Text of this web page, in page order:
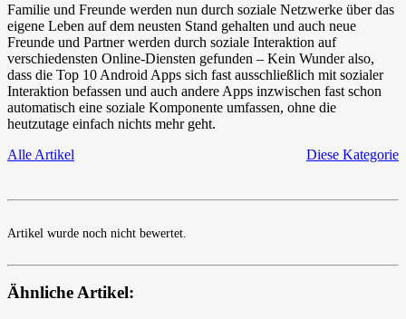
Familie und Freunde werden nun durch soziale Netzwerke über das
eigene Leben auf dem neusten Stand gehalten und auch neue
Freunde und Partner werden durch soziale Interaktion auf
verschiedensten Online-Diensten gefunden – Kein Wunder also,
dass die Top 10 Android Apps sich fast ausschließlich mit sozialer
Interaktion befassen und auch andere Apps inzwischen fast schon
automatisch eine soziale Komponente umfassen, ohne die
heutzutage einfach nichts mehr geht.
Alle Artikel
Diese Kategorie
Artikel wurde noch nicht bewertet.
Ähnliche Artikel: